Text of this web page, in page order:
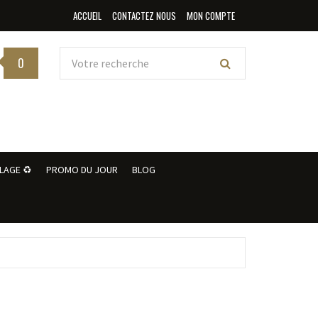
ACCUEIL CONTACTEZ NOUS MON COMPTE
0
♻️ PROMO DU JOUR BLOG